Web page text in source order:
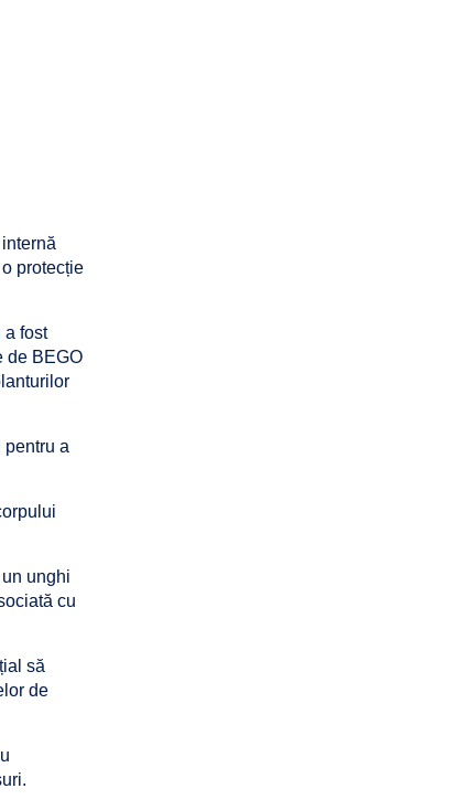
protecție
a fost
de BEGO
a
unghi
cu
să
de